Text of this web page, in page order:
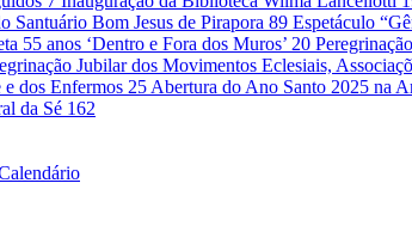
Santuário Bom Jesus de Pirapora 89 Espetáculo
55 anos ‘Dentro e Fora dos Muros’ 20
Jubilar dos Movimentos Eclesiais,
e dos Enfermos 25 Abertura do Ano Santo 2025 na
da Sé 162